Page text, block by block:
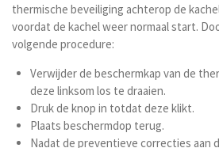
thermische beveiliging achterop de
voordat de kachel weer normaal start.
volgende procedure:
Verwijder de beschermkap van de
deze linksom los te draaien.
Druk de knop in totdat deze klikt.
Plaats beschermdop terug.
Nadat de preventieve correcties aan